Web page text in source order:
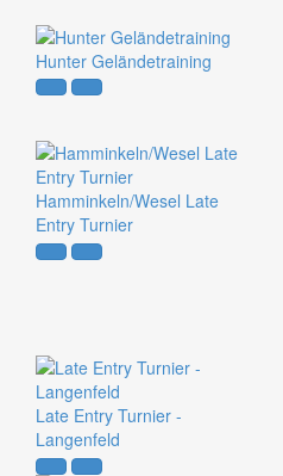
Hunter Geländetraining
Hamminkeln/Wesel Late
Entry Turnier
Late Entry Turnier -
Langenfeld